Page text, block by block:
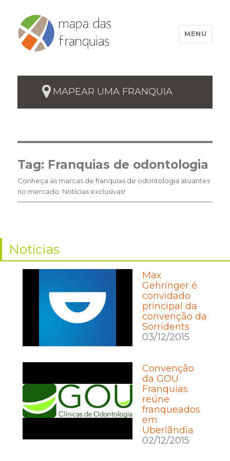
MENU
MAPEAR UMA FRANQUIA
Tag: Franquias de odontologia
Conheça as marcas de franquias de odontologia atuantes
no mercado. Notícias exclusivas!
Notícias
Max
Gehringer é
convidado
principal da
convenção da
Sorridents
03/12/2015
Convenção
da GOU
Franquias
reúne
franqueados
em
Uberlândia
02/12/2015